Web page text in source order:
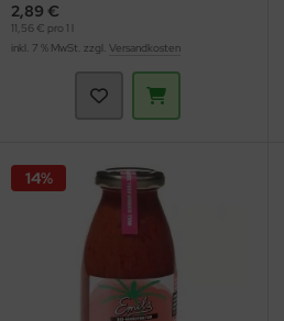
2,89 €
11,56 € pro 1 l
inkl. 7 % MwSt. zzgl.Versandkosten
14%